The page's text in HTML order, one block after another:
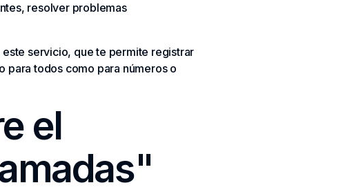
resolver problemas
servicio, que te permite registrar
para todos como para números o
el